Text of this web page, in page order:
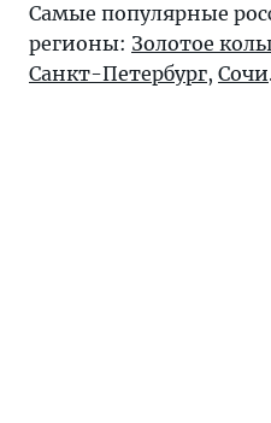
Самые популярные
регионы: Золотое
Санкт-Петербург, Сочи